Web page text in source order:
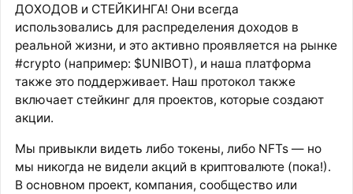
ДОХОДОВ и СТЕЙКИНГА! Они всегда
использовались для распределения доходов в
реальной жизни, и это активно проявляется на рынке
#crypto (например: $UNIBOT), и наша платформа
также это поддерживает. Наш протокол также
включает стейкинг для проектов, которые создают
акции.
Мы привыкли видеть либо токены, либо NFTs — но
мы никогда не видели акций в криптовалюте (пока!).
В основном проект, компания, сообщество или